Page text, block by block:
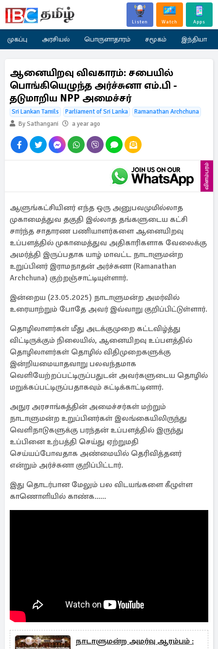
Listen Watch Apps
முகப்பு அரசியல் பொருளாதாரம் சமூகம் இந்தியா
ஆனையிறவு விவகாரம்: சபையில்
பொங்கியெழுந்த அர்ச்சுனா எம்.பி -
தடுமாறிய NPP அமைச்சர்
Sri Lankan Tamils Parliament of Sri Lanka
Ramanathan Archchuna
By Sathangani
a year ago
விளம்பரம்
ஆளுங்கட்சியினர் எந்த ஒரு அனுபவமுமில்லாத
முகாமைத்துவ தகுதி இல்லாத தங்களுடைய கட்சி
சார்ந்த சாதாரண பணியாளர்களை ஆனையிறவு
உப்பளத்தில் முகாமைத்துவ அதிகாரிகளாக வேலைக்கு
அமர்த்தி இருப்பதாக யாழ் மாவட்ட நாடாளுமன்ற
உறுப்பினர் இராமநாதன் அர்ச்சுனா (Ramanathan
Archchuna) குற்றஞ்சாட்டியுள்ளார்.
இன்றைய (23.05.2025) நாடாளுமன்ற அமர்வில்
உரையாற்றும் போதே அவர் இவ்வாறு குறிப்பிட்டுள்ளார்.
தொழிலாளர்கள் மீது அடக்குமுறை கட்டவிழ்த்து
விட்டிருக்கும் நிலையில், ஆனையிறவு உப்பளத்தில்
தொழிலாளர்கள் தொழில் விதிமுறைகளுக்கு
இன்றியமையாதவாறு பலவந்தமாக
வெளியேற்றப்பட்டிருப்பதுடன் அவர்களுடைய தொழில்
மறுக்கப்பட்டிருப்பதாகவும் சுட்டிக்காட்டினார்.
அநுர அரசாங்கத்தின் அமைச்சர்கள் மற்றும்
நாடாளுமன்ற உறுப்பினர்கள் இலங்கையிலிருந்து
வெளிநாடுகளுக்கு பரந்தன் உப்பளத்தில் இருந்து
உப்பினை உற்பத்தி செய்து ஏற்றுமதி
செய்யப்போவதாக அண்மையில் தெரிவித்தனர்
என்றும் அர்ச்சுனா குறிப்பிட்டார்.
இது தொடர்பான மேலும் பல விடயங்களை கீழுள்ள
காணொளியில் காண்க......
நாடாளுமன்ற அமர்வு ஆரம்பம் :